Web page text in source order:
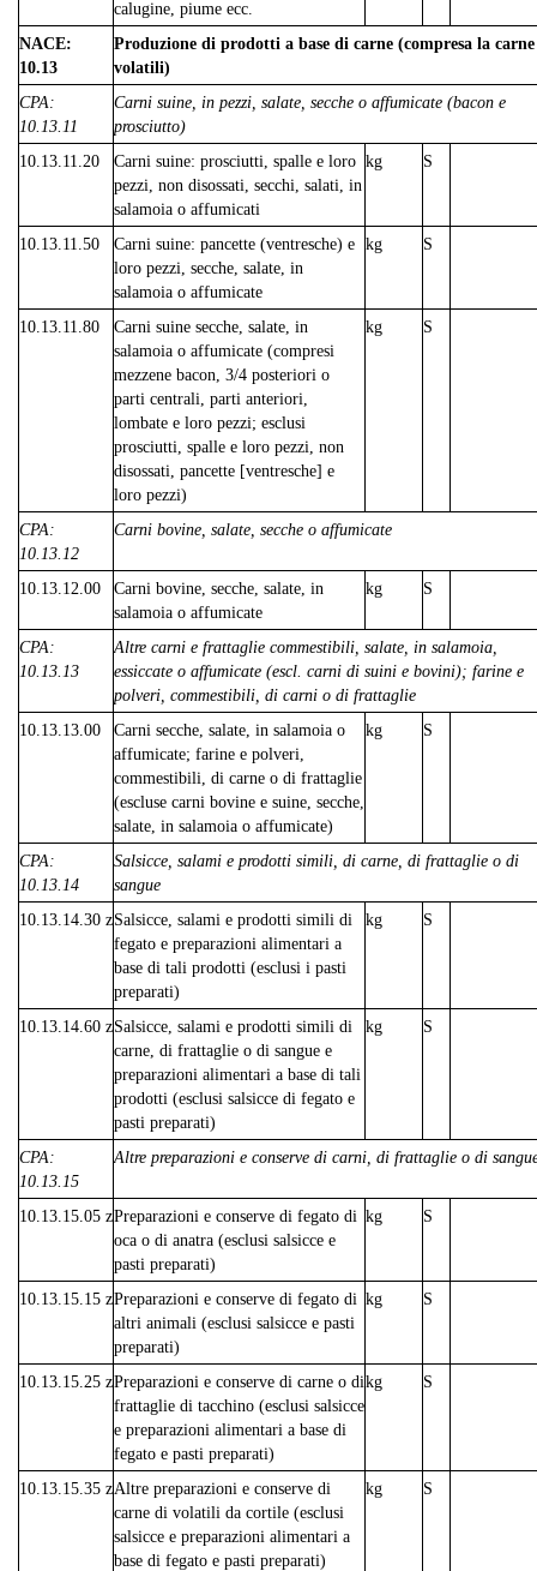
calugine, piume ecc.
NACE:
10.13
Produzione di prodotti a base di carne (compresa la
volatili)
CPA:
10.13.11
Carni suine, in pezzi, salate, secche o affumicate (bacon e
prosciutto)
10.13.11.20
Carni suine: prosciutti, spalle e loro
pezzi, non disossati, secchi, salati, in
salamoia o affumicati
kg S
10.13.11.50
Carni suine: pancette (ventresche) e
loro pezzi, secche, salate, in
salamoia o affumicate
kg S
10.13.11.80
Carni suine secche, salate, in
salamoia o affumicate (compresi
mezzene bacon, 3/4 posteriori o
parti centrali, parti anteriori,
lombate e loro pezzi; esclusi
prosciutti, spalle e loro pezzi, non
disossati, pancette [ventresche] e
loro pezzi)
kg S
CPA:
10.13.12
Carni bovine, salate, secche o affumicate
10.13.12.00
Carni bovine, secche, salate, in
salamoia o affumicate
kg S
CPA:
10.13.13
Altre carni e frattaglie commestibili, salate, in salamoia,
essiccate o affumicate (escl. carni di suini e bovini); farine e
polveri, commestibili, di carni o di frattaglie
10.13.13.00
Carni secche, salate, in salamoia o
affumicate; farine e polveri,
commestibili, di carne o di frattaglie
(escluse carni bovine e suine, secche,
salate, in salamoia o affumicate)
kg S
CPA:
10.13.14
Salsicce, salami e prodotti simili, di carne, di frattaglie o di
sangue
10.13.14.30 zSalsicce, salami e prodotti simili di
fegato e preparazioni alimentari a
base di tali prodotti (esclusi i pasti
preparati)
kg S
10.13.14.60 zSalsicce, salami e prodotti simili di
carne, di frattaglie o di sangue e
preparazioni alimentari a base di tali
prodotti (esclusi salsicce di fegato e
pasti preparati)
kg S
CPA:
10.13.15
Altre preparazioni e conserve di carni, di frattaglie o di
10.13.15.05 zPreparazioni e conserve di fegato di
oca o di anatra (esclusi salsicce e
pasti preparati)
kg S
10.13.15.15 zPreparazioni e conserve di fegato di
altri animali (esclusi salsicce e pasti
preparati)
kg S
10.13.15.25 zPreparazioni e conserve di carne o di
frattaglie di tacchino (esclusi salsicce
e preparazioni alimentari a base di
fegato e pasti preparati)
kg S
10.13.15.35 zAltre preparazioni e conserve di
carne di volatili da cortile (esclusi
salsicce e preparazioni alimentari a
base di fegato e pasti preparati)
kg S